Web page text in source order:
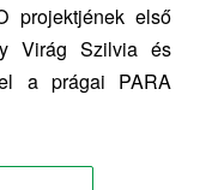
projektjének első
Virág Szilvia és
a prágai PARA